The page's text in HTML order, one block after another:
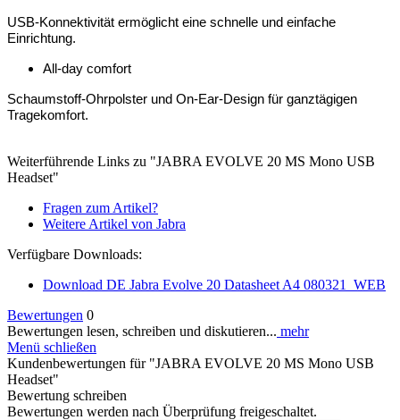
USB-Konnektivität ermöglicht eine schnelle und einfache
Einrichtung.
All-day comfort
Schaumstoff-Ohrpolster und On-Ear-Design für ganztägigen
Tragekomfort.
Weiterführende Links zu "JABRA EVOLVE 20 MS Mono USB
Headset"
Fragen zum Artikel?
Weitere Artikel von Jabra
Verfügbare Downloads:
Download DE Jabra Evolve 20 Datasheet A4 080321_WEB
Bewertungen 0
Bewertungen lesen, schreiben und diskutieren... mehr
Menü schließen
Kundenbewertungen für "JABRA EVOLVE 20 MS Mono USB
Headset"
Bewertung schreiben
Bewertungen werden nach Überprüfung freigeschaltet.